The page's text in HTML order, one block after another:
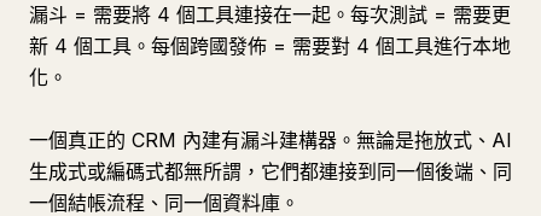
漏斗 = 需要將 4 個工具連接在一起。每次測試 = 需要更
新 4 個工具。每個跨國發佈 = 需要對 4 個工具進行本地
化。
一個真正的 CRM 內建有漏斗建構器。無論是拖放式、AI
生成式或編碼式都無所謂，它們都連接到同一個後端、同
一個結帳流程、同一個資料庫。